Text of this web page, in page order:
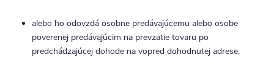
alebo ho odovzdá osobne predávajúcemu alebo osobe
poverenej predávajúcim na prevzatie tovaru po
predchádzajúcej dohode na vopred dohodnutej adrese.